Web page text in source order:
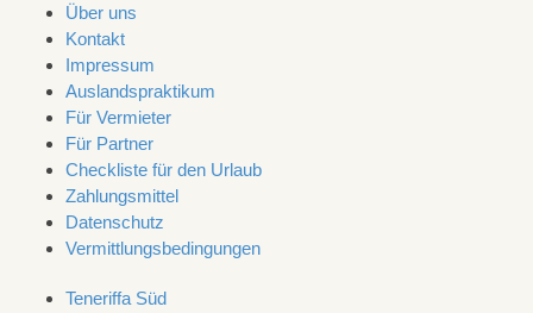
Über uns
Kontakt
Impressum
Auslandspraktikum
Für Vermieter
Für Partner
Checkliste für den Urlaub
Zahlungsmittel
Datenschutz
Vermittlungsbedingungen
Teneriffa Süd